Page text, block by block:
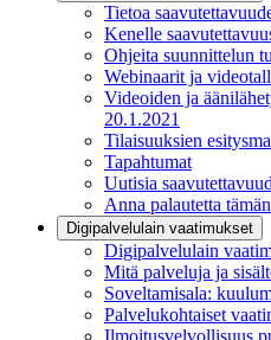
Tietoa
Kenelle
Ohjeita suunnittelun
Webinaarit ja
Videoiden ja
20.1.2021
Tilaisuuksien
Tapahtumat
Uutisia
Anna palautetta
Digipalvelulain vaatimukset
Digipalvelulain
Mitä palveluja ja
Soveltamisala:
Palvelukohtaiset
Ilmoitusvelvollisuus